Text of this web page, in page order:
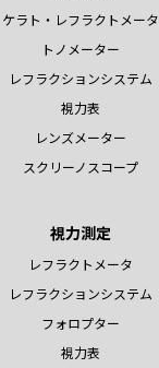
ケラト・レフラクトメータ
トノメーター
レフラクションシステム
視力表
レンズメーター
スクリーノスコープ
視力測定
レフラクトメータ
レフラクションシステム
フォロプター
視力表